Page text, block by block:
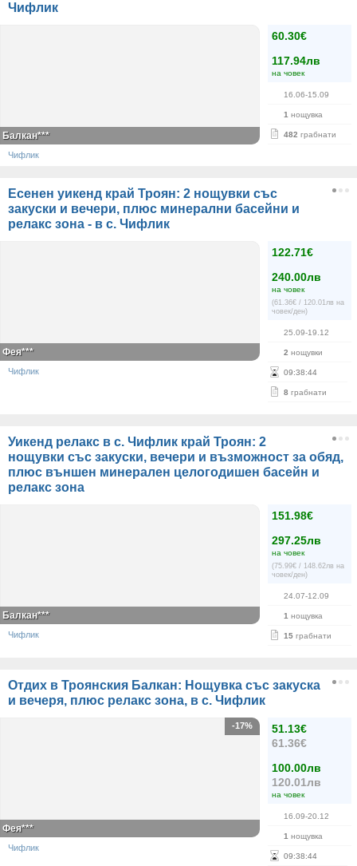
Чифлик
60.30€
117.94лв
на човек
16.06-15.09
1 нощувка
482 грабнати
Балкан***
Чифлик
Есенен уикенд край Троян: 2 нощувки със
закуски и вечери, плюс минерални басейни и
релакс зона - в с. Чифлик
122.71€
240.00лв
на човек
(61.36€ / 120.01лв на
човек/ден)
25.09-19.12
2 нощувки
09:38:44
8 грабнати
Фея***
Чифлик
Уикенд релакс в с. Чифлик край Троян: 2
нощувки със закуски, вечери и възможност за обяд,
плюс външен минерален целогодишен басейн и
релакс зона
151.98€
297.25лв
на човек
(75.99€ / 148.62лв на
човек/ден)
24.07-12.09
1 нощувка
15 грабнати
Балкан***
Чифлик
Отдих в Троянския Балкан: Нощувка със закуска
и вечеря, плюс релакс зона, в с. Чифлик
51.13€
61.36€
100.00лв
120.01лв
на човек
16.09-20.12
1 нощувка
09:38:44
-17%
Фея***
Чифлик